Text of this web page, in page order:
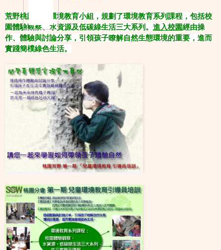
荒野桃園兒童環境教育小組，規劃了環境教育系列課程，包括校
園體驗觀察、水資源及低碳綠生活三大系列。 進入校園經由操
作、體驗與討論分享，引領孩子瞭解自然生態環境的重要，進而
實踐簡樸綠色生活。